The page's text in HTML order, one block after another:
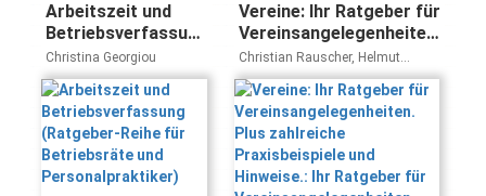
Arbeitszeit und
Betriebsverfassung
(Ratgeber-Reihe für
Betriebsräte und
Personalpraktiker)
Christina Georgiou
Vereine: Ihr Ratgeber für
Vereinsangelegenheiten.
Plus zahlreiche
Praxisbeispiele und
Hinweise.: Ihr Ratgeber
für
Vereinsangelegenheiten.
Plus: ... und Hinweise.
Mit Musterstatuten
Christian Rauscher, Helmut
Scherhak, Johann Hinterleitner